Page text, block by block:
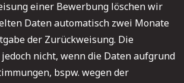
einer Bewerbung löschen wir
Daten automatisch zwei Monate
der Zurückweisung. Die
nicht, wenn die Daten aufgrund
bspw. wegen der